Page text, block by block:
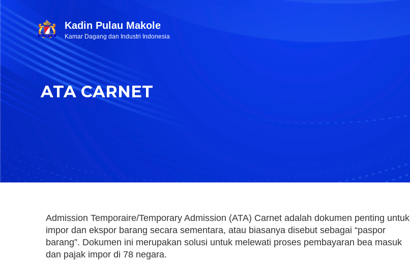
Kadin Pulau Makole
Kamar Dagang dan Industri Indonesia
ATA CARNET
Admission Temporaire/Temporary Admission (ATA) Carnet adalah dokumen penting untuk
impor dan ekspor barang secara sementara, atau biasanya disebut sebagai “paspor
barang”. Dokumen ini merupakan solusi untuk melewati proses pembayaran bea masuk
dan pajak impor di 78 negara.